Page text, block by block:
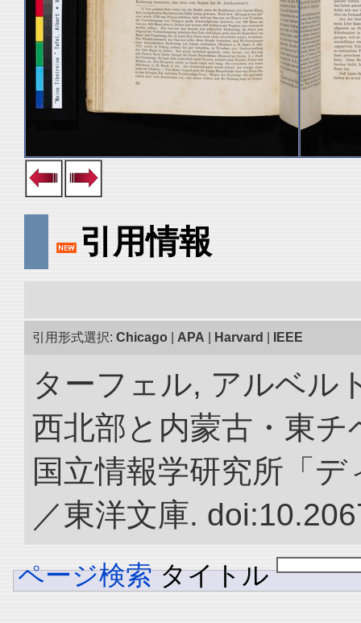
引用情報
引用形式選択: Chicago APA Harvard IEEE
ターフェル, アルベル
西北部と内蒙古・東チ
国立情報学研究所「
／東洋文庫.
ページ検索 タイトル